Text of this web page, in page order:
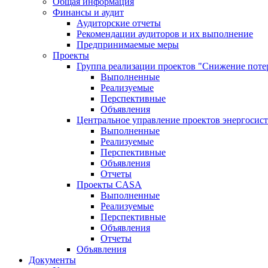
Финансы и аудит
Аудиторские отчеты
Рекомендации аудиторов и их выполнение
Предпринимаемые меры
Проекты
Группа реализации проектов "Снижение
Выполненные
Реализуемые
Перспективные
Объявления
Центральное управление проектов
Выполненные
Реализуемые
Перспективные
Объявления
Отчеты
Проекты CASA
Выполненные
Реализуемые
Перспективные
Объявления
Отчеты
Объявления
Документы